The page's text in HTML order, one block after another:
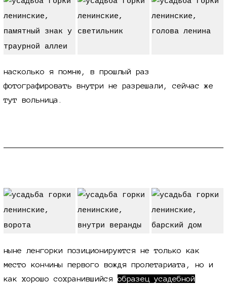
насколько я помню, в прошлый раз
фотографировать внутри не разрешали, сейчас же
тут вольница.
ныне ленгорки позиционируются не только как
место кончины первого вождя пролетариата, но и
как хорошо сохранившийся образец усадебной